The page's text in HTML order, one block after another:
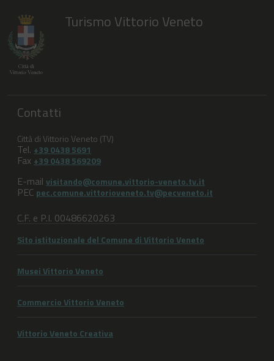
Turismo Vittorio Veneto
Contatti
Città di Vittorio Veneto (TV)
Tel. +39 0438 5691
Fax +39 0438 569209
E-mail visitando@comune.vittorio-veneto.tv.it
PEC pec.comune.vittorioveneto.tv@pecveneto.it
C.F. e P.I. 00486620263
Sito istituzionale del Comune di Vittorio Veneto
Musei Vittorio Veneto
Commercio Vittorio Veneto
Vittorio Veneto Creativa